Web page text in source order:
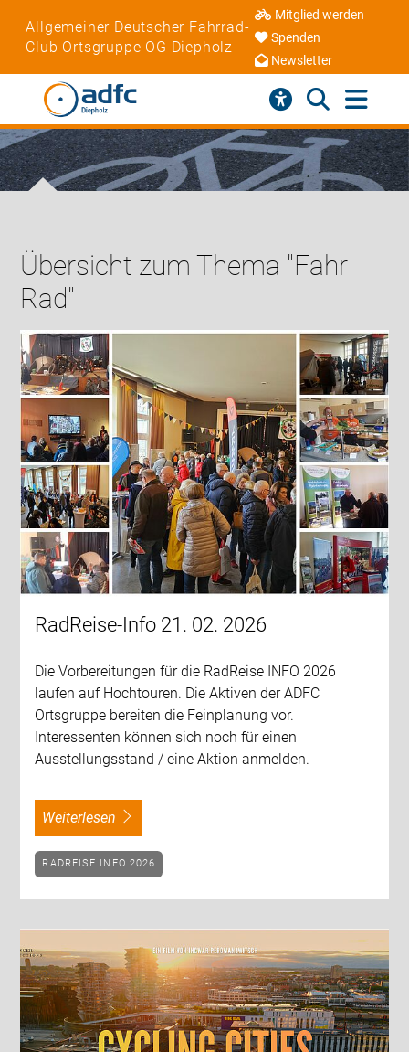
Allgemeiner Deutscher Fahrrad-
Club Ortsgruppe OG Diepholz
Mitglied werden
Spenden
Newsletter
Übersicht zum Thema "Fahr
Rad"
RadReise-Info 21. 02. 2026
Die Vorbereitungen für die RadReise INFO 2026
laufen auf Hochtouren. Die Aktiven der ADFC
Ortsgruppe bereiten die Feinplanung vor.
Interessenten können sich noch für einen
Ausstellungsstand / eine Aktion anmelden.
weiterlesen
RADREISE INFO 2026